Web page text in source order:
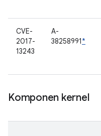
CVE-
2017-
13243
A-
38258991*
Komponen kernel